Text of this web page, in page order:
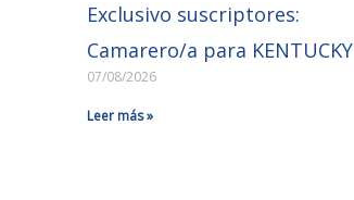
Exclusivo suscriptores:
Camarero/a para KENTUCKY
07/08/2026
Leer más »